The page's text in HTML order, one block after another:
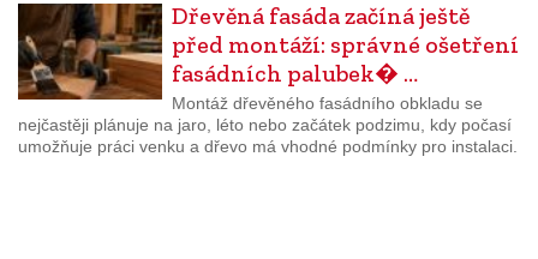
Dřevěná fasáda začíná ještě
před montáží: správné ošetření
fasádních palubek� …
Montáž dřevěného fasádního obkladu se
nejčastěji plánuje na jaro, léto nebo začátek podzimu, kdy počasí
umožňuje práci venku a dřevo má vhodné podmínky pro instalaci.